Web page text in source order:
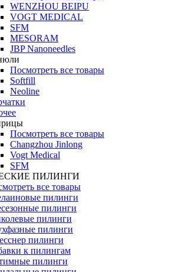
WENZHOU BEIPU
VOGT MEDICAL
SFM
MESORAM
JBP Nanoneedles
Посмотреть все товары
Softfill
Neoline
Посмотреть все товары
Changzhou Jinlong
Vogt Medical
SFM
ПИЛИНГИ
все товары
пилинги
пилинги
пилинги
пилинги
пилинги
к пилингам
пилинги